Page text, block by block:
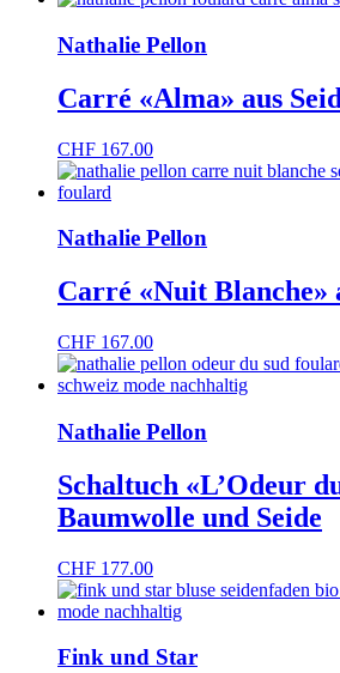
Nathalie Pellon
Carré «Alma» aus
CHF 167.00
Nathalie Pellon
Carré «Nuit Blanche»
CHF 167.00
Nathalie Pellon
Schaltuch «L’Odeur
Baumwolle und Seide
CHF 177.00
Fink und Star